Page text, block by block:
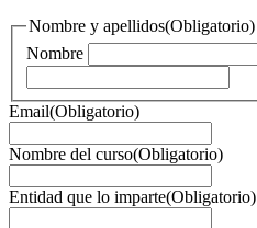
Nombre y apellidos(Obligatorio)
Nombre
Email(Obligatorio)
Nombre del curso(Obligatorio)
Entidad que lo imparte(Obligatorio)